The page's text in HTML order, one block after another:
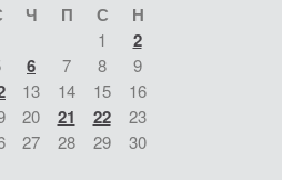
Ч П С Н
1 2
6 7 8
9
13 14 15
16
20 21 22
23
27 28 29
30